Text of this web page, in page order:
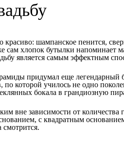
шампанское пенится,
сам хлопок бутылки напоминает
является самым эффектным
придумал еще
которой училось не одно
бокала в грандиозную
вне зависимости от
с квадратным